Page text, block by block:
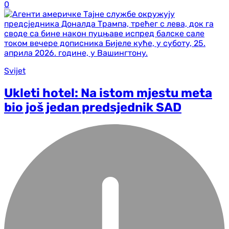
0
Svijet
Ukleti hotel: Na istom mjestu meta
bio još jedan predsjednik SAD